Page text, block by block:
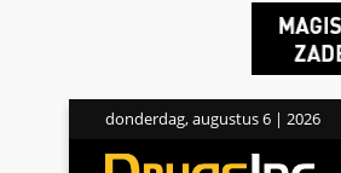
donderdag, augustus 6 | 2026